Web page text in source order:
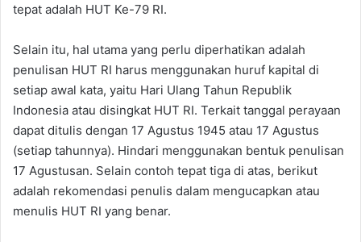
tepat adalah HUT Ke-79 RI.
Selain itu, hal utama yang perlu diperhatikan adalah
penulisan HUT RI harus menggunakan huruf kapital di
setiap awal kata, yaitu Hari Ulang Tahun Republik
Indonesia atau disingkat HUT RI. Terkait tanggal perayaan
dapat ditulis dengan 17 Agustus 1945 atau 17 Agustus
(setiap tahunnya). Hindari menggunakan bentuk penulisan
17 Agustusan. Selain contoh tepat tiga di atas, berikut
adalah rekomendasi penulis dalam mengucapkan atau
menulis HUT RI yang benar.